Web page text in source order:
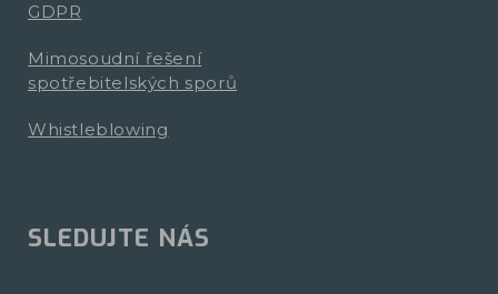
GDPR
Mimosoudní řešení
spotřebitelských sporů
Whistleblowing
SLEDUJTE NÁS